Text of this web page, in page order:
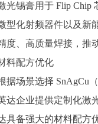
光锡膏用于 Flip Chip
型化射频器件以及新
度、高质量焊接，推
料配方优化
据场景选择 SnAgCu
达企业提供定制化激
具备强大的材料配方